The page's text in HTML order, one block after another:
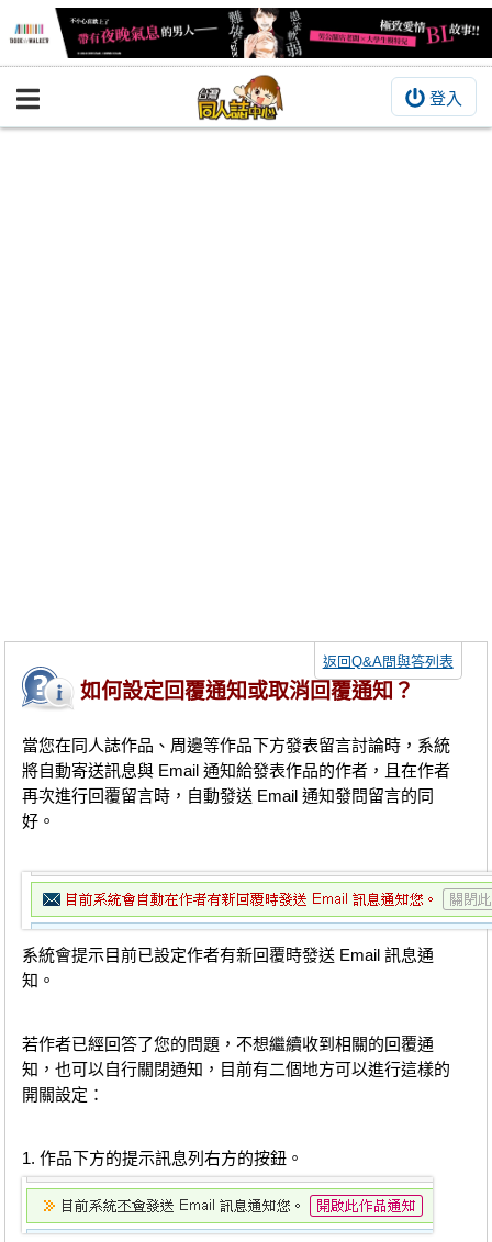
登入
BOOKY書集倉庫
繪圖藝廊
交流中心
會員功能選單
會員中心
登入
如何設定回覆通知或取消回覆通知？
返回Q&A問與答列表
當您在同人誌作品、周邊等作品下方發表留言討論時，系統
將自動寄送訊息與 Email 通知給發表作品的作者，且在作者
再次進行回覆留言時，自動發送 Email 通知發問留言的同
好。
系統會提示目前已設定作者有新回覆時發送 Email 訊息通
知。
若作者已經回答了您的問題，不想繼續收到相關的回覆通
知，也可以自行關閉通知，目前有二個地方可以進行這樣的
開關設定：
1. 作品下方的提示訊息列右方的按鈕。